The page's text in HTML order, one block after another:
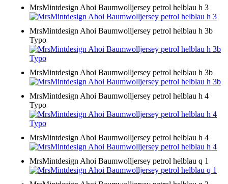
MrsMintdesign Ahoi Baumwolljersey petrol helblau h 3
MrsMintdesign Ahoi Baumwolljersey petrol helblau h 3b
Typo
MrsMintdesign Ahoi Baumwolljersey petrol helblau h 3b
MrsMintdesign Ahoi Baumwolljersey petrol helblau h 4
Typo
MrsMintdesign Ahoi Baumwolljersey petrol helblau h 4
MrsMintdesign Ahoi Baumwolljersey petrol helblau q 1